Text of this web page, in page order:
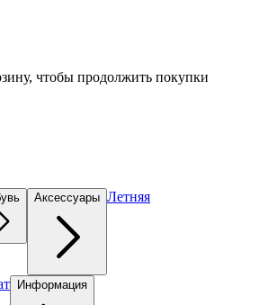
чтобы продолжить покупки
Аксессуары Летняя
Информация